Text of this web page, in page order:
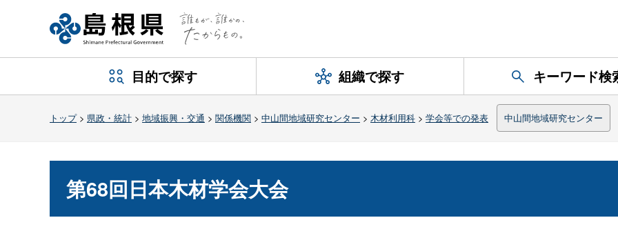
目的で探す 組織で探す キーワード検
トップ> 県政・統計 > 地域振興・交通 > 関係機関 > 中山間地域研究センター > 木材利用科 > 学会等での発表 中山間地域研究センター
第68回日本木材学会大会